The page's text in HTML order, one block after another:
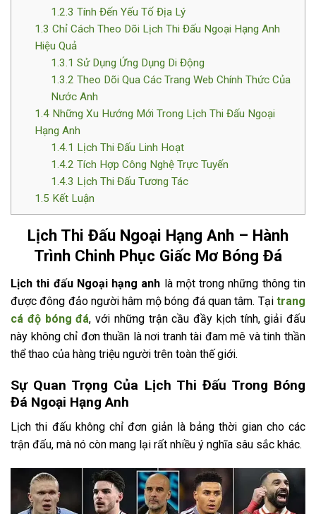
1.2.3 Tính Đến Yếu Tố Địa Lý
1.3 Chỉ Cách Theo Dõi Lịch Thi Đấu Ngoại Hạng Anh
Hiệu Quả
1.3.1 Sử Dụng Ứng Dụng Di Động
1.3.2 Theo Dõi Qua Các Trang Web Chính Thức Của
Nước Anh
1.4Những Xu Hướng Mới Trong Lịch Thi Đấu Ngoại
Hạng Anh
1.4.1 Lịch Thi Đấu Linh Hoạt
1.4.2 Tích Hợp Công Nghệ Trực Tuyến
1.4.3 Lịch Thi Đấu Tương Tác
1.5 Kết Luận
Lịch Thi Đấu Ngoại Hạng Anh – Hành
Trình Chinh Phục Giấc Mơ Bóng Đá
Lịch thi đấu Ngoại hạng anh là một trong những thông tin
được đông đảo người hâm mộ bóng đá quan tâm. Tại trang
cá độ bóng đá, với những trận cầu đầy kịch tính, giải đấu
này không chỉ đơn thuần là nơi tranh tài đam mê và tinh thần
thể thao của hàng triệu người trên toàn thế giới.
Sự Quan Trọng Của Lịch Thi Đấu Trong Bóng
Đá Ngoại Hạng Anh
Lịch thi đấu không chỉ đơn giản là bảng thời gian cho các
trận đấu, mà nó còn mang lại rất nhiều ý nghĩa sâu sắc khác.